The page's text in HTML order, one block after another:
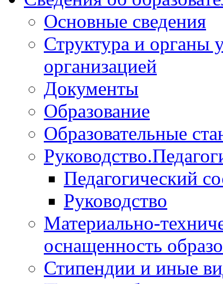
Основные сведения
Структура и органы
организацией
Документы
Образование
Образовательные
Педагогический
Руководство
Материально-
оснащенность
Стипендии и иные